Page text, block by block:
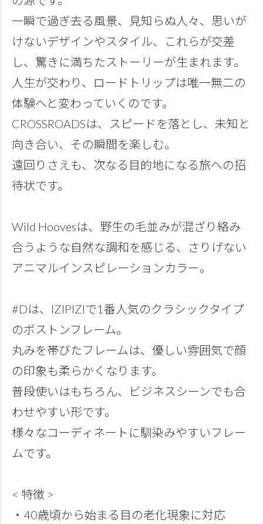
一瞬で過ぎ去る風景、見知らぬ人々、思いが
けないデザインやスタイル、これらが交差
し、驚きに満ちたストーリーが生まれます。
人生が交わり、ロードトリップは唯一無二の
体験へと変わっていくのです。
CROSSROADSは、スピードを落とし、未知と
向き合い、その瞬間を楽しむ。
遠回りさえも、次なる目的地になる旅への招
待状です。
Wild Hoovesは、野生の毛並みが混ざり絡み
合うような自然な調和を感じる、さりげない
アニマルインスピレーションカラー。
#Dは、IZIPIZIで1番人気のクラシックタイプ
のボストンフレーム。
丸みを帯びたフレームは、優しい雰囲気で顔
の印象も柔らかくなります。
普段使いはもちろん、ビジネスシーンでも合
わせやすい形です。
様々なコーディネートに馴染みやすいフレー
ムです。
< 特徴 >
・40歳頃から始まる目の老化現象に対応